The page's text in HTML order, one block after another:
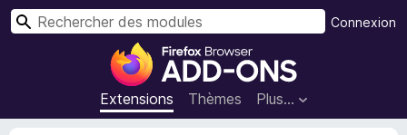
M
o
d
u
Extensions Thèmes Plus…
Connexion
R